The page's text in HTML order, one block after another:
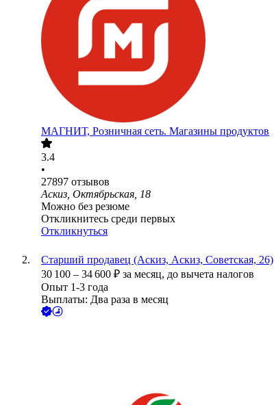
МАГНИТ, Розничная сеть. Магазины продуктов
3.4
•
27897 отзывов
Аскиз, Октябрьская, 18
Можно без резюме
Откликнитесь среди первых
Откликнуться
Старший продавец (Аскиз, Аскиз, Советская, 26)
30 100 – 34 600 ₽ за месяц, до вычета налогов
Опыт 1-3 года
Выплаты: Два раза в месяц